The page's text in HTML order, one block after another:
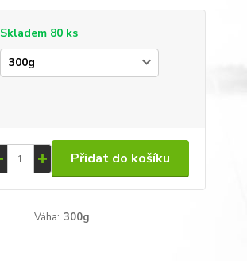
Skladem 80 ks
Přidat do košíku
Váha: 300g